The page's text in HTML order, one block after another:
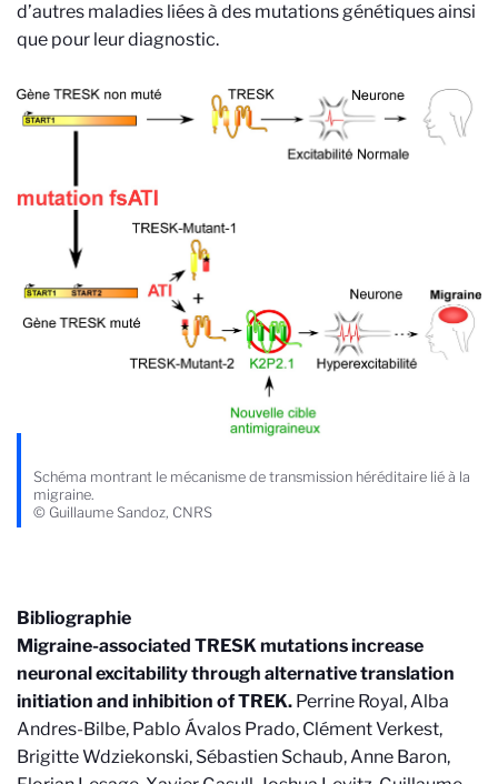
d’autres maladies liées à des mutations génétiques ainsi
que pour leur diagnostic.
Schéma montrant le mécanisme de transmission héréditaire lié à la
migraine.
© Guillaume Sandoz, CNRS
Bibliographie
Migraine-associated TRESK mutations increase
neuronal excitability through alternative translation
initiation and inhibition of TREK. Perrine Royal, Alba
Andres-Bilbe, Pablo Ávalos Prado, Clément Verkest,
Brigitte Wdziekonski, Sébastien Schaub, Anne Baron,